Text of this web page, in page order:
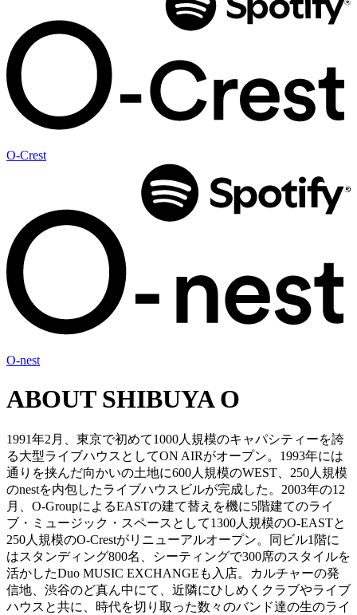
O-Crest
O-nest
ABOUT SHIBUYA O
1991年2月、東京で初めて1000人規模のキャパシティーを誇
る大型ライブハウスとしてON AIRがオープン。1993年には
通りを挟んだ向かいの土地に600人規模のWEST、250人規模
のnestを内包したライブハウスビルが完成した。2003年の12
月、O-GroupによるEASTの建て替えを機に5階建てのライ
ブ・ミュージック・スペースとして1300人規模のO-EASTと
250人規模のO-Crestがリニューアルオープン。同ビル1階に
はスタンディング800名、シーティングで300席のスタイルを
活かしたDuo MUSIC EXCHANGEも入店。カルチャーの発
信地、渋谷のど真ん中にて、近隣にひしめくクラブやライブ
ハウスと共に、時代を切り取った数々のバンド達の生のライ